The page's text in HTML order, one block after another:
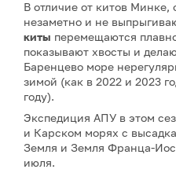
В отличие от китов
незаметно и не
киты перемещаются
показывают хвосты и
Баренцево море
зимой (как в 2022 и 2023
году).
Экспедиция АПУ в этом
и Карском морях с
Земля и Земля Франца-
июля.